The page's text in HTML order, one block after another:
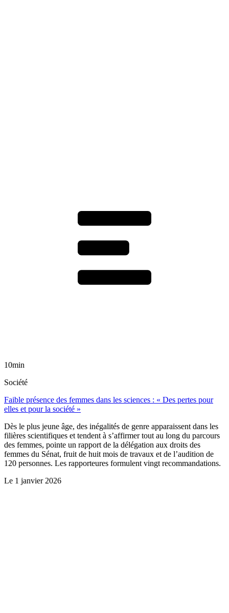
10min
Société
Faible présence des femmes dans les sciences : « Des pertes pour
elles et pour la société »
Dès le plus jeune âge, des inégalités de genre apparaissent dans les
filières scientifiques et tendent à s’affirmer tout au long du parcours
des femmes, pointe un rapport de la délégation aux droits des
femmes du Sénat, fruit de huit mois de travaux et de l’audition de
120 personnes. Les rapporteures formulent vingt recommandations.
Le 1 janvier 2026